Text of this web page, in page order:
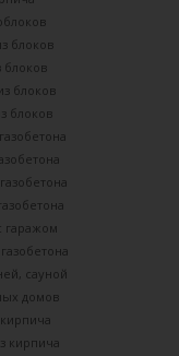
блоков
блоков
блоков
блоков
гаражом
сауной
домов
кирпича